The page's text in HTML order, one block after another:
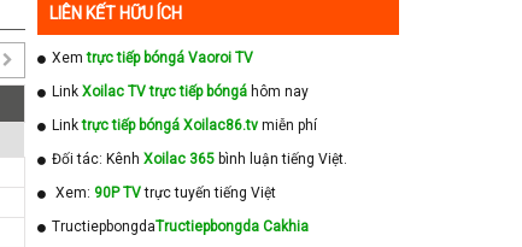
LIÊN KẾT HỮU ÍCH
Xemtrực tiếp bóngá Vaoroi TV
Link Xoilac TV trực tiếp bóngá hôm nay
Linktrực tiếp bóngá Xoilac86.tv miễn phí
Đối tác: Kênh Xoilac 365 bình luận tiếng Việt.
Xem: 90P TVtrực tuyến tiếng Việt
TructiepbongdaTructiepbongda Cakhia